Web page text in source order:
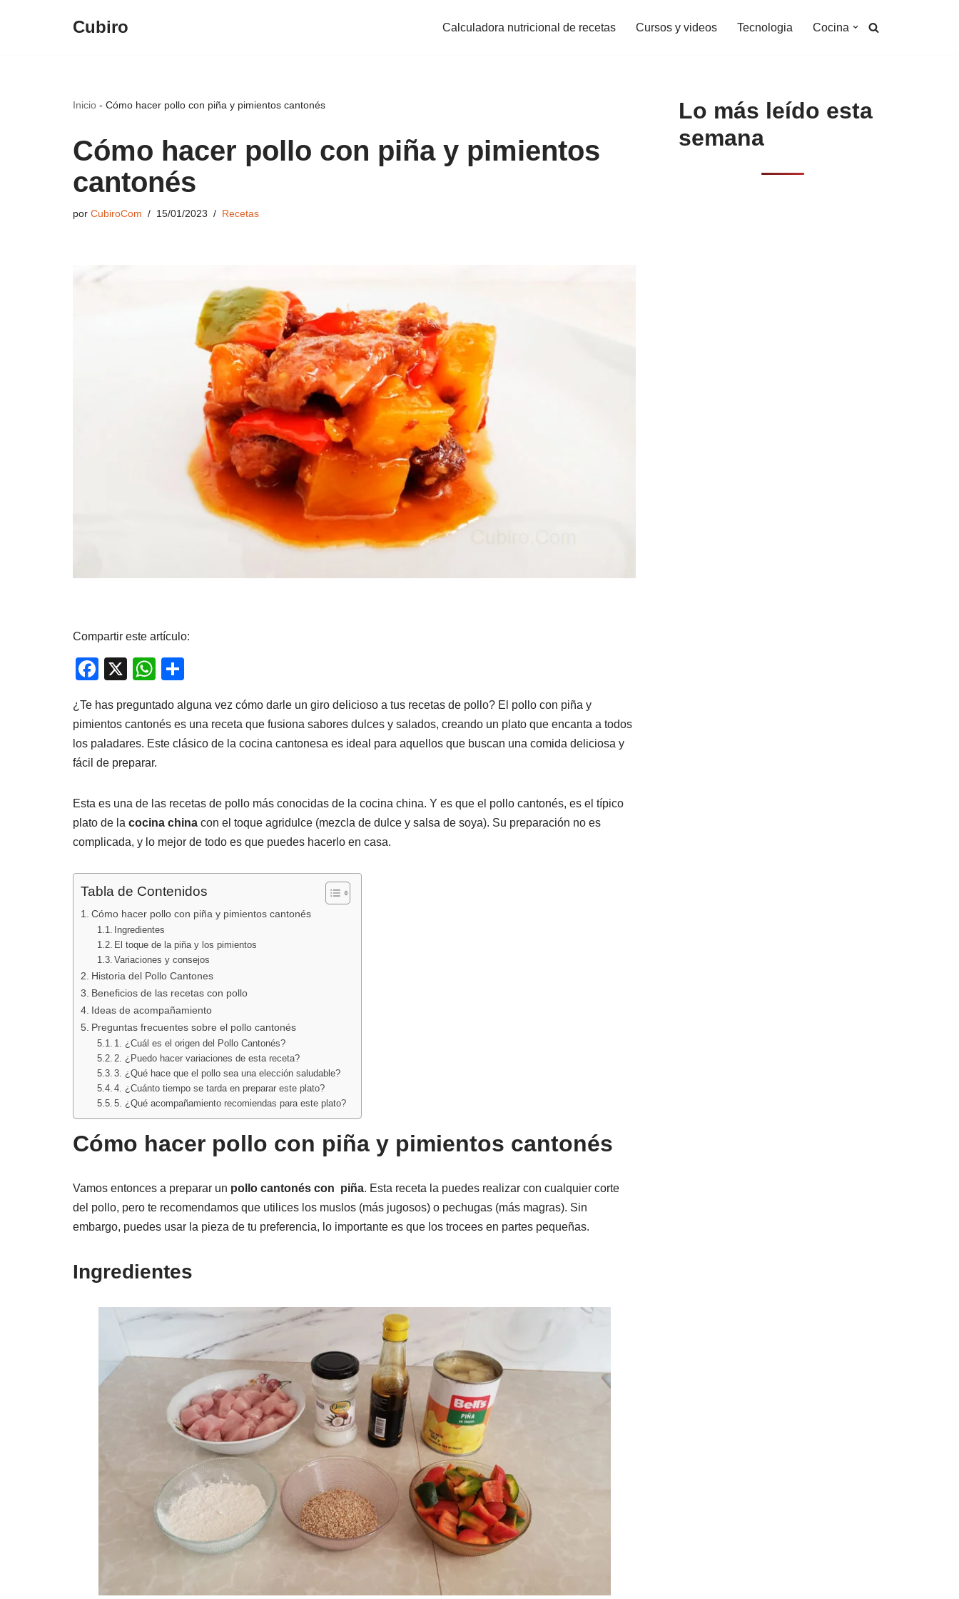
Cubiro Calculadora nutricional de recetas Cursos y videos Tecnologia Cocina
Inicio - Cómo hacer pollo con piña y pimientos cantonés
Cómo hacer pollo con piña y pimientos
cantonés
por CubiroCom 15/01/2023 Recetas
Compartir este artículo:
F
c
e
b
o
k
X
W
at
s
A
p
m
p
¿Te has preguntado alguna vez cómo darle un giro delicioso a tus recetas de pollo? El pollo con piña y
pimientos cantonés es una receta que fusiona sabores dulces y salados, creando un plato que encanta a todos
los paladares. Este clásico de la cocina cantonesa es ideal para aquellos que buscan una comida deliciosa y
fácil de preparar.
Esta es una de las recetas de pollo más conocidas de la cocina china. Y es que el pollo cantonés, es el típico
plato de la cocina china con el toque agridulce (mezcla de dulce y salsa de soya). Su preparación no es
complicada, y lo mejor de todo es que puedes hacerlo en casa.
Tabla de Contenidos
Cómo hacer pollo con piña y pimientos cantonés
Ingredientes
El toque de la piña y los pimientos
Variaciones y consejos
Historia del Pollo Cantones
Beneficios de las recetas con pollo
Ideas de acompañamiento
Preguntas frecuentes sobre el pollo cantonés
1. ¿Cuál es el origen del Pollo Cantonés?
2. ¿Puedo hacer variaciones de esta receta?
3. ¿Qué hace que el pollo sea una elección saludable?
4. ¿Cuánto tiempo se tarda en preparar este plato?
5. ¿Qué acompañamiento recomiendas para este plato?
Cómo hacer pollo con piña y pimientos cantonés
Vamos entonces a preparar un pollo cantonés con piña. Esta receta la puedes realizar con cualquier corte
del pollo, pero te recomendamos que utilices los muslos (más jugosos) o pechugas (más magras). Sin
embargo, puedes usar la pieza de tu preferencia, lo importante es que los trocees en partes pequeñas.
Ingredientes
Lo más leído esta
semana